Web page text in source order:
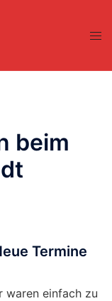
beim
Termine
waren einfach zu